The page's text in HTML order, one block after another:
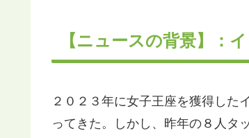
【ニュースの背景】：
２０２３年に女子王座を獲得した
ってきた。しかし、昨年の８人タ